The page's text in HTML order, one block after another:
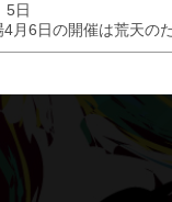
5日
4月6日の開催は荒天の